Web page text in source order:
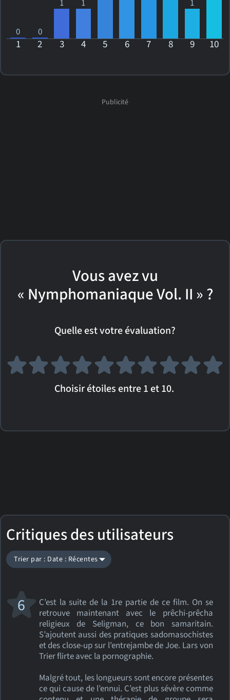
0 0
1 1 1
1 2 3 4 5 6 7 8 9 10
Vous avez vu
« Nymphomaniaque Vol. II » ?
Quelle est votre évaluation?
Choisir étoiles entre 1 et 10.
Critiques des utilisateurs
Trier par : Date : Récentes
C’est la suite de la 1re partie de ce film. On se
retrouve maintenant avec le prêchi-prêcha
religieux de Seligman, ce bon samaritain.
S’ajoutent aussi des pratiques sadomasochistes
et des close-up sur l’entrejambe de Joe. Lars von
Trier flirte avec la pornographie.
Malgré tout, les longueurs sont encore présentes
ce qui cause de l’ennui. C’est plus sévère comme
6